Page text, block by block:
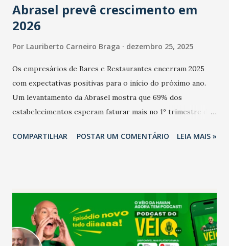
Abrasel prevê crescimento em
2026
Por Lauriberto Carneiro Braga dezembro 25, 2025
Os empresários de Bares e Restaurantes encerram 2025
com expectativas positivas para o início do próximo ano.
Um levantamento da Abrasel mostra que 69% dos
estabelecimentos esperam faturar mais no 1º trimestre de
relação ao último trimestre deste ano, 56% também
confraternizações de fim de ano e pelo pagamento do 13º
Salário para um número maior de trabalhadores, já que o
país tem a menor taxa de desemprego dos anos recentes.
Ainda segundo a Pesquisa, em novembro de 2025, 40% dos
COMPARTILHAR POSTAR UM COMENTÁRIO LEIA MAIS »